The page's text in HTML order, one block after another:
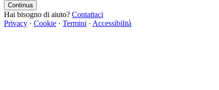
Continua
Hai bisogno di aiuto? Contattaci
Privacy · Cookie · Termini · Accessibilità